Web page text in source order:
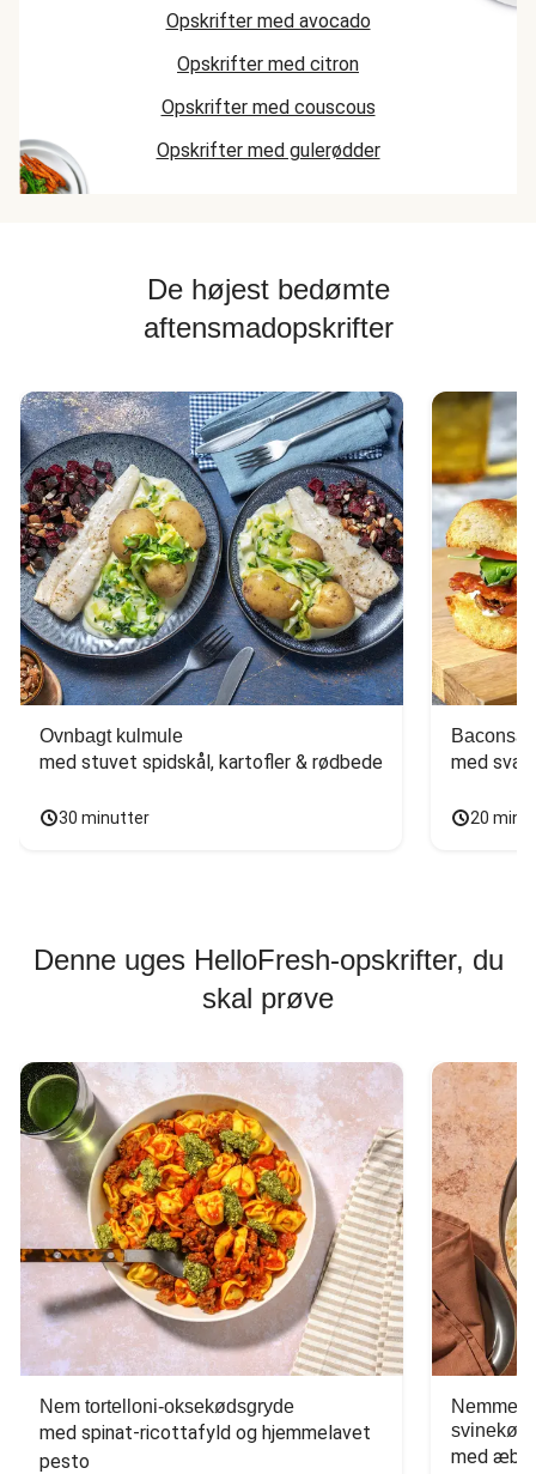
Opskrifter med avocado
Opskrifter med citron
Opskrifter med couscous
Opskrifter med gulerødder
De højest bedømte
aftensmadopskrifter
Ovnbagt kulmule
med stuvet spidskål, kartofler & rødbede
30 minutter
med
20
Denne uges HelloFresh-opskrifter, du
skal prøve
Nem tortelloni-oksekødsgryde
med spinat-ricottafyld og hjemmelavet
pesto
Nemme
svinekød
med